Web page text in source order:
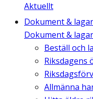
Aktuellt
Dokument & lagar
Dokument & lagar
Beställ och
Riksdagens
Allmänna